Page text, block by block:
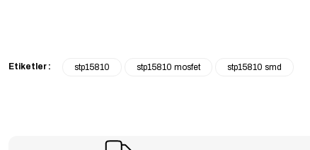
Etiketler : stp15810 stp15810 mosfet stp15810 smd